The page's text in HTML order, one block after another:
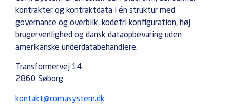
kontrakter og kontraktdata i én struktur med
governance og overblik, kodefri konfiguration, høj
brugervenlighed og dansk dataopbevaring uden
amerikanske underdatabehandlere.
Transformervej 14
2860 Søborg
kontakt@comasystem.dk